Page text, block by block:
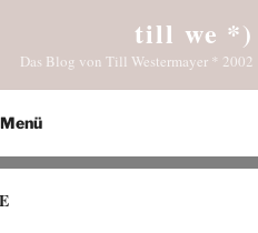
till we *)
Das Blog von Till Westermayer * 2002
Menü